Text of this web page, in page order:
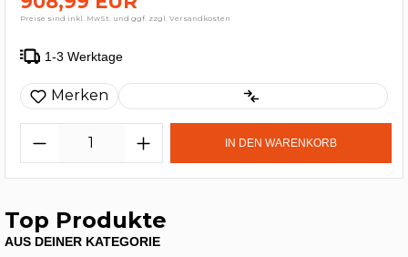
Preise sind inkl. MwSt. und ggf. zzgl. Versandkosten
1-3 Werktage
Merken
IN DEN WARENKORB
Top Produkte
AUS DEINER KATEGORIE